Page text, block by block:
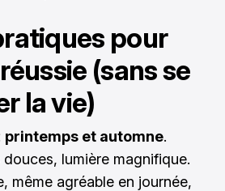
pour
(sans se
la vie)
printemps et automne.
douces, lumière magnifique.
même agréable en journée,